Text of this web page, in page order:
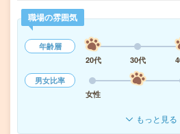
職場の雰囲気
年齢層
20代
30代
男女比率
女性
もっと見る